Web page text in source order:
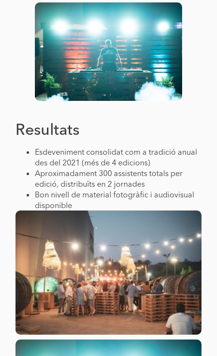
Resultats
Esdeveniment consolidat com a tradició anual
des del 2021 (més de 4 edicions)
Aproximadament 300 assistents totals per
edició, distribuïts en 2 jornades
Bon nivell de material fotogràfic i audiovisual
disponible